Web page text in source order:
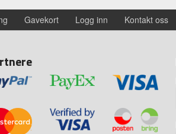
Gavekort Logg inn Kontakt oss